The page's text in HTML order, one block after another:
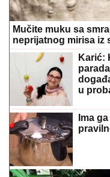
Mučite muku sa
neprijatnog mirisa iz
Karić:
u
Ima